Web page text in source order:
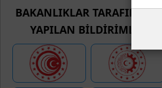
BAKANLIKLAR TARAFINDAN
YAPILAN BİLDİRİMLER